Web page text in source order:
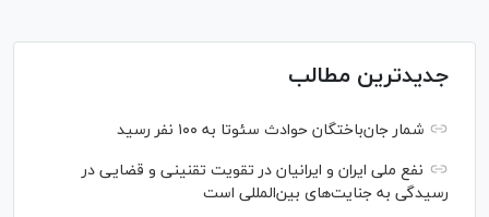
جدیدترین مطالب
شمار جان‌باختگان حوادث سئوتا به ۱۰۰ نفر رسید
نفع ملی ایران و ایرانیان در تقویت تقنینی و قضایی در
رسیدگی به جنایت‌های بین‌المللی است